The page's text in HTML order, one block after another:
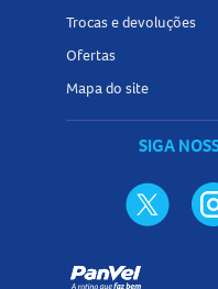
Trocas e devoluções
Ofertas
Mapa do site
SIGA